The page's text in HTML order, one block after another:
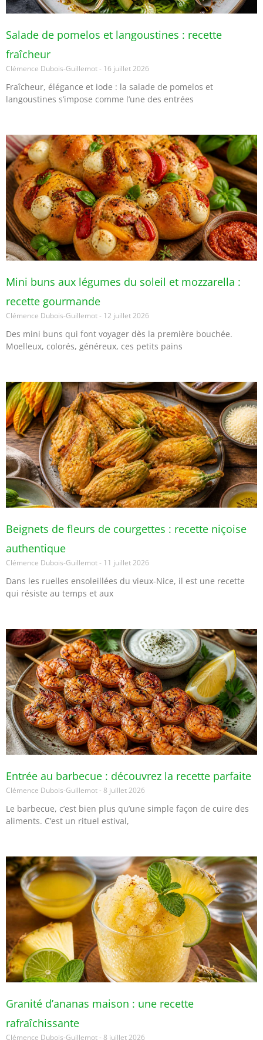
Salade de pomelos et langoustines : recette
fraîcheur
Clémence Dubois-Guillemot 16 juillet 2026
Fraîcheur, élégance et iode : la salade de pomelos et
langoustines s’impose comme l’une des entrées
Mini buns aux légumes du soleil et mozzarella :
recette gourmande
Clémence Dubois-Guillemot 12 juillet 2026
Des mini buns qui font voyager dès la première bouchée.
Moelleux, colorés, généreux, ces petits pains
Beignets de fleurs de courgettes : recette niçoise
authentique
Clémence Dubois-Guillemot 11 juillet 2026
Dans les ruelles ensoleillées du vieux-Nice, il est une recette
qui résiste au temps et aux
Entrée au barbecue : découvrez la recette parfaite
Clémence Dubois-Guillemot 8 juillet 2026
Le barbecue, c’est bien plus qu’une simple façon de cuire des
aliments. C’est un rituel estival,
Granité d’ananas maison : une recette
rafraîchissante
Clémence Dubois-Guillemot 8 juillet 2026